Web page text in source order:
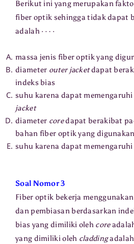
Berikut ini yang merupakan
fiber optik sehingga tidak dapat
adalah
massa jenis fiber optik yang
diameter outer jacketdapat
indeks bias
suhu karena dapat
jacket
diameter coredapat berakibat
bahan fiber optik yang digunakan
suhu karena dapat
Soal Nomor 3
Fiber optik bekerja
dan pembiasan berdasarkan
bias yang dimiliki oleh core
yang dimiliki oleh cladding